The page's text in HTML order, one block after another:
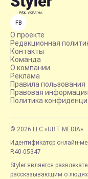
FB
О проекте
Редакционная
Контакты
Команда
О компании
Реклама
Правила пользования
Правовая информация
Политика
© 2026 LLC «UBT MEDIA»
Идентификатор онлайн-
R40-05347
Styler является
рассказывающим о людях,